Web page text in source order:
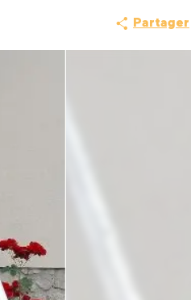
Partager